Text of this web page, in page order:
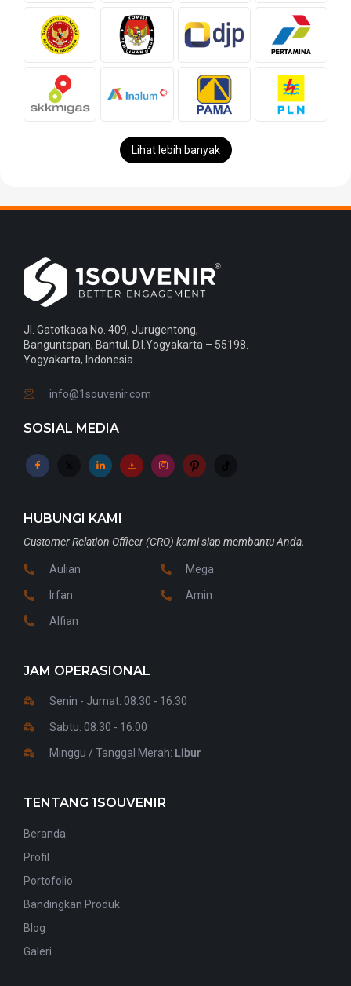
Lihat lebih banyak
Jl. Gatotkaca No. 409, Jurugentong,
Banguntapan, Bantul, D.I.Yogyakarta – 55198.
Yogyakarta, Indonesia.
info@1souvenir.com
SOSIAL MEDIA
HUBUNGI KAMI
Customer Relation Officer (CRO) kami siap membantu Anda.
Aulian
Irfan
Alfian
Mega
Amin
JAM OPERASIONAL
Senin - Jumat: 08.30 - 16.30
Sabtu: 08.30 - 16.00
Minggu / Tanggal Merah: Libur
TENTANG 1SOUVENIR
Beranda
Profil
Portofolio
Bandingkan Produk
Blog
Galeri